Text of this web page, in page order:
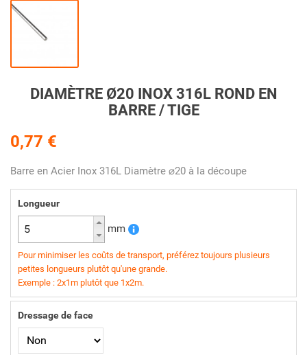
DIAMÈTRE Ø20 INOX 316L ROND EN
BARRE / TIGE
0,77 €
Barre en Acier Inox 316L Diamètre ⌀20 à la découpe
Longueur
mm
Pour minimiser les coûts de transport, préférez toujours plusieurs
petites longueurs plutôt qu'une grande.
Exemple : 2x1m plutôt que 1x2m.
Dressage de face